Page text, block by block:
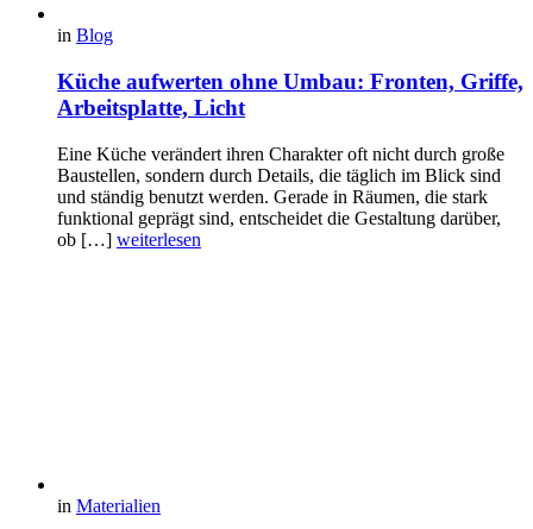
in Blog
Küche aufwerten ohne Umbau: Fronten, Griffe,
Arbeitsplatte, Licht
Eine Küche verändert ihren Charakter oft nicht durch große
Baustellen, sondern durch Details, die täglich im Blick sind
und ständig benutzt werden. Gerade in Räumen, die stark
funktional geprägt sind, entscheidet die Gestaltung darüber,
ob […] weiterlesen
in Materialien